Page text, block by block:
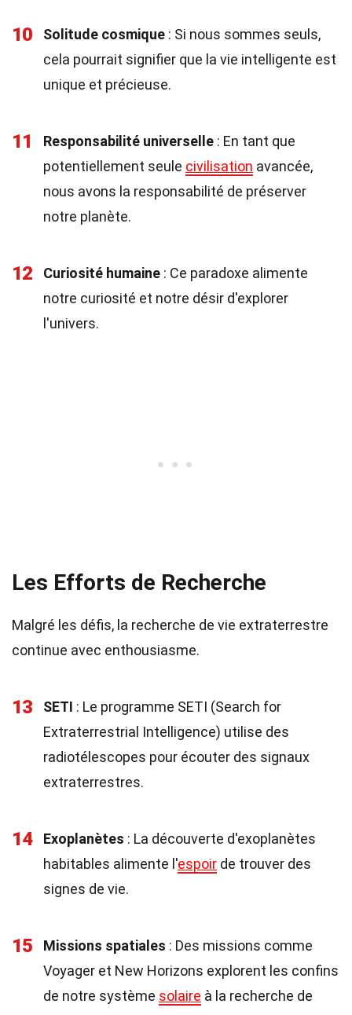
10 Solitude cosmique : Si nous sommes seuls,
cela pourrait signifier que la vie intelligente est
unique et précieuse.
11 Responsabilité universelle : En tant que
potentiellement seule civilisation avancée,
nous avons la responsabilité de préserver
notre planète.
12 Curiosité humaine : Ce paradoxe alimente
notre curiosité et notre désir d'explorer
l'univers.
Les Efforts de Recherche
Malgré les défis, la recherche de vie extraterrestre
continue avec enthousiasme.
13 SETI : Le programme SETI (Search for
Extraterrestrial Intelligence) utilise des
radiotélescopes pour écouter des signaux
extraterrestres.
14 Exoplanètes : La découverte d'exoplanètes
habitables alimente l'espoir de trouver des
signes de vie.
15 Missions spatiales : Des missions comme
Voyager et New Horizons explorent les confins
de notre système solaire à la recherche de